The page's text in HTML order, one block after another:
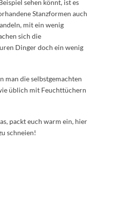
sehen könnt, ist es
Stanzformen auch
mit ein wenig
sich die
Dinger doch ein wenig
man die selbstgemachten
üblich mit Feuchttüchern
packt euch warm ein, hier
schneien!